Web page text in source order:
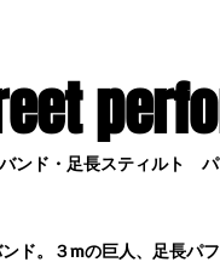
ド・足長スティルト パ
ド。３mの巨人、足長パ